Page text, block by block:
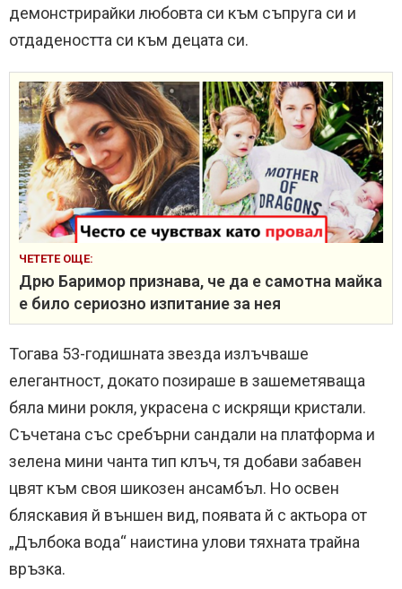
демонстрирайки любовта си към съпруга си и
отдадеността си към децата си.
ЧЕТЕТЕ ОЩЕ:
Дрю Баримор признава, че да е самотна майка
е било сериозно изпитание за нея
Тогава 53-годишната звезда излъчваше
елегантност, докато позираше в зашеметяваща
бяла мини рокля, украсена с искрящи кристали.
Съчетана със сребърни сандали на платформа и
зелена мини чанта тип клъч, тя добави забавен
цвят към своя шикозен ансамбъл. Но освен
бляскавия й външен вид, появата й с актьора от
„Дълбока вода“ наистина улови тяхната трайна
връзка.